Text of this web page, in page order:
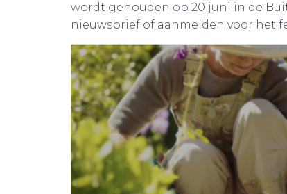
wordt gehouden op 20 juni in de
nieuwsbrief of aanmelden voor het